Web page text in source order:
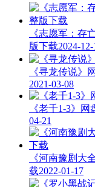
《志愿军：存
版下载2024-12-
《寻龙传说》
2021-03-08
《老千1-3》
04-21
《河南豫剧大
载2022-01-17